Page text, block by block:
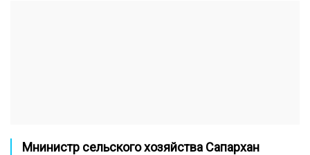
Мнинистр сельского хозяйства Сапархан